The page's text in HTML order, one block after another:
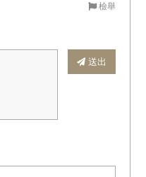
檢舉
送出